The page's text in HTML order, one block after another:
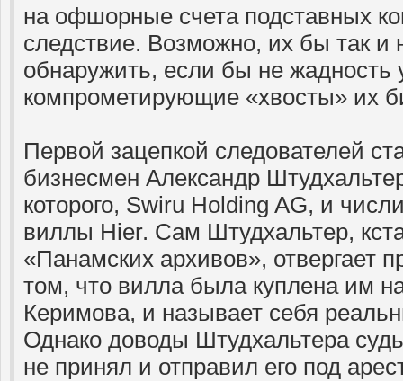
на офшорные счета подставных
следствие. Возможно, их бы так и
обнаружить, если бы не жадность
компрометирующие «хвосты» их
Первой зацепкой следователей
бизнесмен Александр
которого, Swiru Holding AG, и
виллы Hier. Сам Штудхальтер,
«Панамских архивов», отвергает
том, что вилла была куплена им
Керимова, и называет себя
Однако доводы Штудхальтера
не принял и отправил его под